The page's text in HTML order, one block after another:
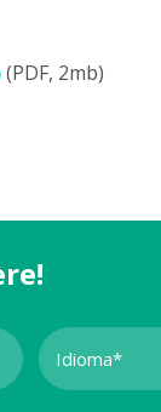
(PDF, 2mb)